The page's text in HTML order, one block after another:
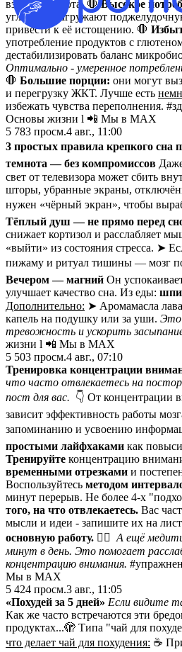
вздутия живота. 🛑Высокое
углеводы нагружают
привести к её истощению. 🛑
употребление продуктов с
дестабилизировать баланс
Оптимально - умеренное
🛑 Большие порции: они могут
и перегрузку ЖКТ. Лучше есть
избежать чувства переполнения.
Основы жизни l 📲 Мы в MAX
5 783 просм.4 авг., 11:00
3 простых правила крепкого сна
темнота — без компромиссов
свет от телевизора может сбить
шторы, убранные экраны,
нужен «чёрный экран», чтобы
Тёплый душ — не прямо перед
снижает кортизол и расслабляет
«выйти» из состояния стресса. ➤
пижаму и ритуал тишины — мозг
Вечером — магний Он
улучшает качество сна. Из еды:
Дополнительно: ➤ Аромамасла
капель на подушку или за уши. Это
тревожность и ускорить
жизни l 📲 Мы в MAX
5 503 просм.4 авг., 07:10
Тренировка концентрации
что часто отвлекаетесь на
пост для вас. 👇 От концентрации
зависит эффективность работы
запоминанию и усвоению
простыми лайфхаками как
Тренируйте концентрацию
временными отрезками и
Воспользуйтесь методом
минут перерыв. Не более 4-х
того, на что отвлекаетесь. Вас
мысли и идеи - запишите их на
основную работу. 🧘‍♀️ А ещё
минут в день. Это помогает
концентрацию внимания.
Мы в MAX
5 424 просм.3 авг., 11:05
«Похудей за 5 дней» Если видите
Как же часто встречаются эти
продуктах...🫣 Типа "чай для
что делает чай для похудения: ☕️